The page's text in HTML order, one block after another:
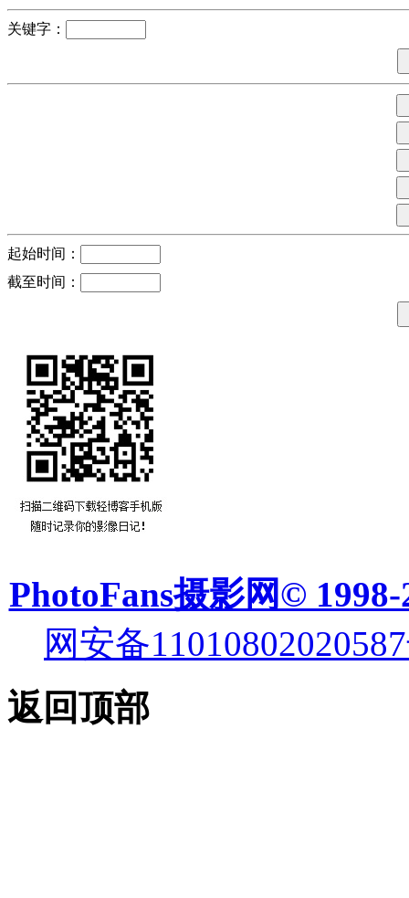
关键字：
起始时间：
截至时间：
PhotoFans摄影网© 1998-
网安备
返回顶部